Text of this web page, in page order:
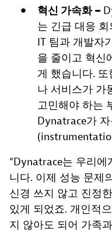
혁신 가속화 –
는 긴급 대응
IT 팀과 개발자
을 줄이고 혁신
게 했습니다.
나 서비스가 가
고민해야 하는
Dynatrace가
“Dynatrace는 우리
니다. 이제 성능 문제
신경 쓰지 않고 진정
있게 되었죠. 개인적
지 않아도 되어 가족